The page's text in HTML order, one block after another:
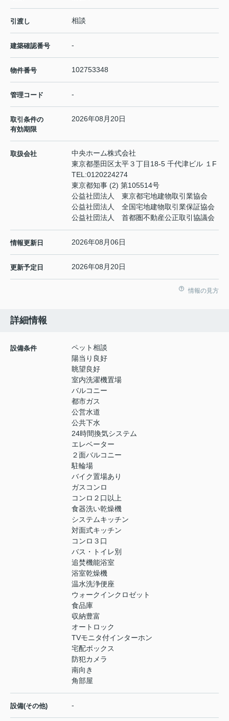
引渡し 相談
建築確認番号 -
物件番号 102753348
管理コード -
取引条件の
有効期限
2026年08月20日
取扱会社
中央ホーム株式会社
東京都墨田区太平３丁目18-5 千代津ビル １F
TEL:0120224274
東京都知事 (2) 第105514号
公益社団法人 東京都宅地建物取引業協会
公益社団法人 全国宅地建物取引業保証協会
公益社団法人 首都圏不動産公正取引協議会
情報更新日 2026年08月06日
更新予定日 2026年08月20日
情報の見方
詳細情報
設備条件
ペット相談
陽当り良好
眺望良好
室内洗濯機置場
バルコニー
都市ガス
公営水道
公共下水
24時間換気システム
エレベーター
２面バルコニー
駐輪場
バイク置場あり
ガスコンロ
コンロ２口以上
食器洗い乾燥機
システムキッチン
対面式キッチン
コンロ３口
バス・トイレ別
追焚機能浴室
浴室乾燥機
温水洗浄便座
ウォークインクロゼット
食品庫
収納豊富
オートロック
TVモニタ付インターホン
宅配ボックス
防犯カメラ
南向き
角部屋
設備(その他) -